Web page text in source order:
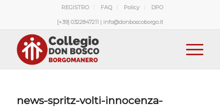
REGISTRO FAQ Policy DPO
[+39] 0322847211 | info@donboscoborgo.it
news-spritz-volti-innocenza-